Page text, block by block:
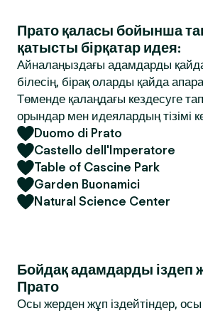
Прато қаласы бойынша
қатысты бірқатар идея:
Айналаңыздағы адамдарды
білесің, бірақ оларды қайда
Төменде қалаңдағы кездесуге
орындар мен идеялардың тізімі
Duomo di Prato
Castello dell'Imperatore
Table of Cascine Park
Garden Buonamici
Natural Science Center
Бойдақ адамдарды іздеп
Прато
Осы жерден жұп іздейтіндер,